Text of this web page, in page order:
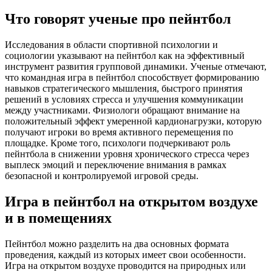
Что говорят ученые про пейнтбол
Исследования в области спортивной психологии и
социологии указывают на пейнтбол как на эффективный
инструмент развития групповой динамики. Ученые отмечают,
что командная игра в пейнтбол способствует формированию
навыков стратегического мышления, быстрого принятия
решений в условиях стресса и улучшения коммуникации
между участниками. Физиологи обращают внимание на
положительный эффект умеренной кардионагрузки, которую
получают игроки во время активного перемещения по
площадке. Кроме того, психологи подчеркивают роль
пейнтбола в снижении уровня хронического стресса через
выплеск эмоций и переключение внимания в рамках
безопасной и контролируемой игровой среды.
Игра в пейнтбол на открытом воздухе
и в помещениях
Пейнтбол можно разделить на два основных формата
проведения, каждый из которых имеет свои особенности.
Игра на открытом воздухе проводится на природных или